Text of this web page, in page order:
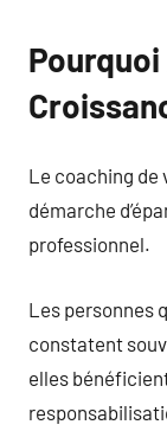
Le coaching de
démarche
professionnel.
Les personnes
constatent
elles